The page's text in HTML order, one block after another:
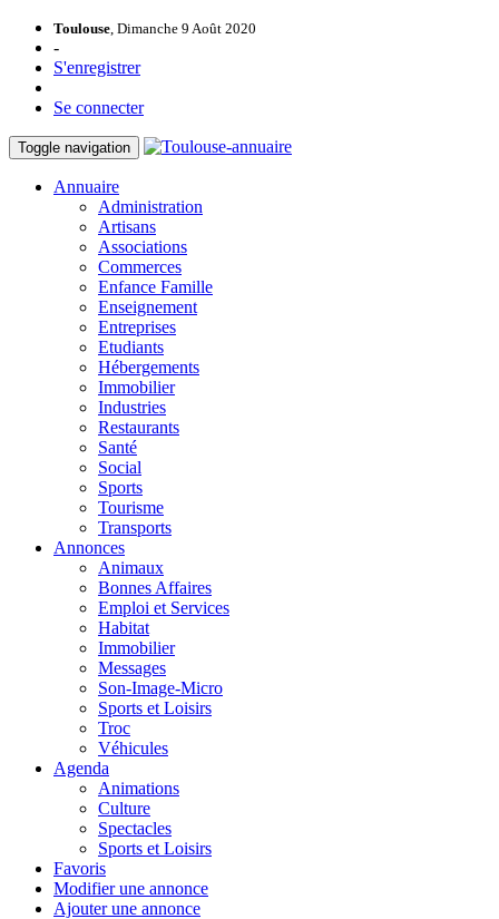
Toulouse, Dimanche 9 Août 2020
-
S'enregistrer
Se connecter
Toggle navigation
Annuaire
Administration
Artisans
Associations
Commerces
Enfance Famille
Enseignement
Entreprises
Etudiants
Hébergements
Immobilier
Industries
Restaurants
Santé
Social
Sports
Tourisme
Transports
Annonces
Animaux
Bonnes Affaires
Emploi et Services
Habitat
Immobilier
Messages
Son-Image-Micro
Sports et Loisirs
Troc
Véhicules
Agenda
Animations
Culture
Spectacles
Sports et Loisirs
Favoris
Modifier une annonce
Ajouter une annonce